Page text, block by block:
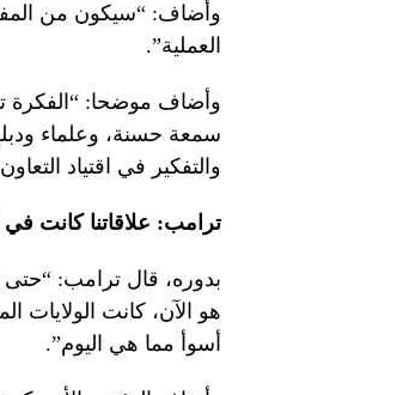
وأضاف: “سيكون من
العملية”.
وأضاف موضحا: “الفكرة
سمعة حسنة، وعلماء
والتفكير في اقتياد
ترامب: علاقاتنا كانت في
بدوره، قال ترامب: “حتى
هو الآن، كانت الولايات
أسوأ مما هي اليوم”.